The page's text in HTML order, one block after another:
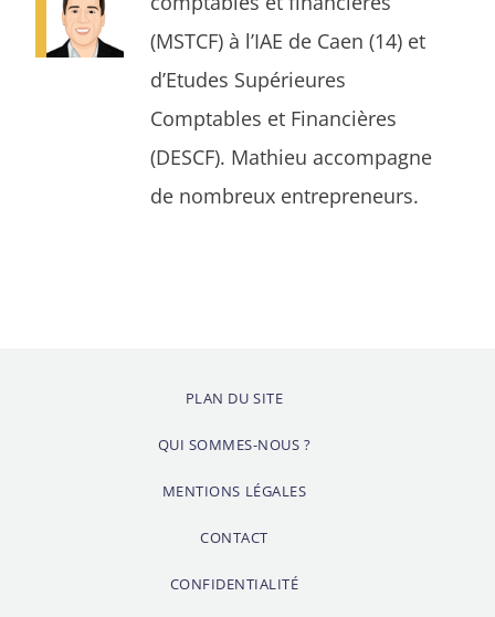
(MSTCF) à l’IAE de Caen (14) et
d’Etudes Supérieures
Comptables et Financières
(DESCF). Mathieu accompagne
de nombreux entrepreneurs.
PLAN DU SITE
QUI SOMMES-NOUS ?
MENTIONS LÉGALES
CONTACT
CONFIDENTIALITÉ